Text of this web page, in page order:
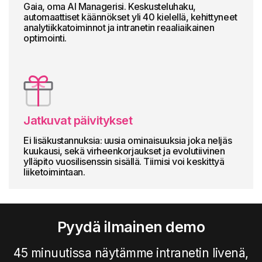
Gaia, oma AI Managerisi. Keskusteluhaku,
automaattiset käännökset yli 40 kielellä, kehittyneet
analytiikkatoiminnot ja intranetin reaaliaikainen
optimointi.
Jatkuvat päivitykset
Ei lisäkustannuksia: uusia ominaisuuksia joka neljäs
kuukausi, sekä virheenkorjaukset ja evolutiivinen
ylläpito vuosilisenssin sisällä. Tiimisi voi keskittyä
liiketoimintaan.
Pyydä ilmainen demo
45 minuutissa näytämme intranetin livenä,